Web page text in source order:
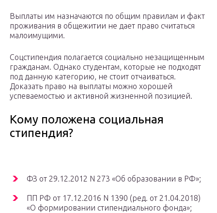
Выплаты им назначаются по общим правилам и факт
проживания в общежитии не дает право считаться
малоимущими.
Соцстипендия полагается социально незащищенным
гражданам. Однако студентам, которые не подходят
под данную категорию, не стоит отчаиваться.
Доказать право на выплаты можно хорошей
успеваемостью и активной жизненной позицией.
Кому положена социальная
стипендия?
ФЗ от 29.12.2012 N 273 «Об образовании в РФ»;
ПП РФ от 17.12.2016 N 1390 (ред. от 21.04.2018)
«О формировании стипендиального фонда»;